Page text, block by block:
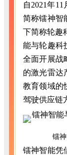
自2021年
简称镭神智
下简称轮趣
能与轮趣科
全面开展战
的激光雷达
教育领域的
驾驶供应链
镭
镭神智能凭